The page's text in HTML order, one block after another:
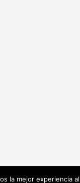
la mejor